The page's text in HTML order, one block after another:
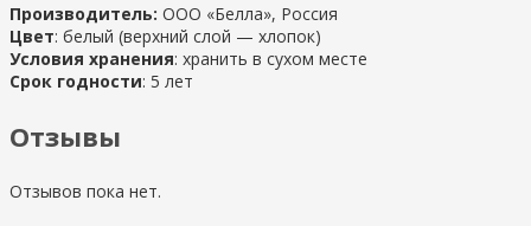
Производитель: ООО «Белла», Россия
Цвет: белый (верхний слой — хлопок)
Условия хранения: хранить в сухом месте
Срок годности: 5 лет
Отзывы
Отзывов пока нет.